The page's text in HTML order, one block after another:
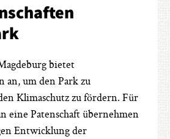
bietet
an, um den Park zu
Klimaschutz zu fördern. Für
eine Patenschaft übernehmen
Entwicklung der